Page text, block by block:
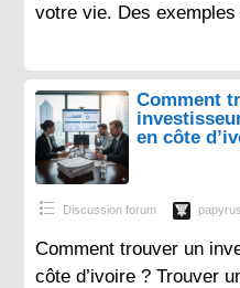
votre vie. Des
Comment
en côte
Discussion forum papyrus
Comment trouver un
côte d’ivoire ? Trouver